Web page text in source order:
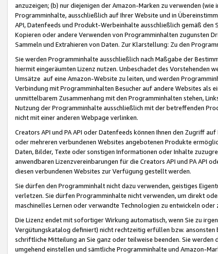
anzuzeigen; (b) nur diejenigen der Amazon-Marken zu verwenden
Programminhalte, ausschließlich auf Ihrer Website und in
API, Datenfeeds und Produkt-Werbeinhalte ausschließlich gemäß
Kopieren oder andere Verwenden von Programminhalten zugunsten
Sammeln und Extrahieren von Daten. Zur Klarstellung: Zu den
Sie werden Programminhalte ausschließlich nach Maßgabe der
hiermit eingeräumten Lizenz nutzen. Unbeschadet des Vorstehenden
Umsätze auf eine Amazon-Website zu leiten, und werden
Verbindung mit Programminhalten Besucher auf andere Websites als
unmittelbarem Zusammenhang mit den Programminhalten stehen,
Nutzung der Programminhalte ausschließlich mit der betreffenden
nicht mit einer anderen Webpage verlinken.
Creators API und PA API oder Datenfeeds können Ihnen den Zugriff
oder mehreren verbundenen Websites angebotenen Produkte
Daten, Bilder, Texte oder sonstigen Informationen oder Inhalte
anwendbaren Lizenzvereinbarungen für die Creators API und PA API
diesen verbundenen Websites zur Verfügung gestellt werden.
Sie dürfen den Programminhalt nicht dazu verwenden, geistiges
verletzen. Sie dürfen Programminhalte nicht verwenden, um direkt
maschinelles Lernen oder verwandte Technologien zu entwickeln
Die Lizenz endet mit sofortiger Wirkung automatisch, wenn Sie zu
Vergütungskatalog definiert) nicht rechtzeitig erfüllen bzw. ansonsten
schriftliche Mitteilung an Sie ganz oder teilweise beenden. Sie werden
umgehend einstellen und sämtliche Programminhalte und Amazon-